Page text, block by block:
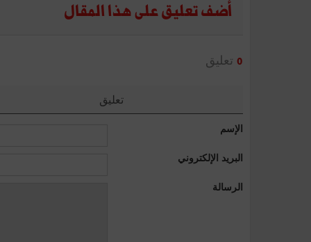
أضف تعليق على هذا المقال
0 تعليق
تعليق
الإسم
البريد الإلكتروني
الرسالة